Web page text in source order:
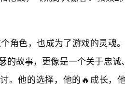
角色，也成为了游戏的灵魂
的故事，更像是一个关于忠
。他的选择，他的🔥成长，